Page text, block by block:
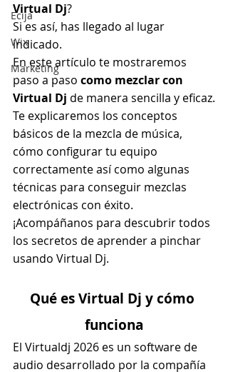
Ecija
Wix
Marketing
Virtual Dj?
Si es así, has llegado al lugar
indicado.
En este artículo te mostraremos
paso a paso como mezclar con
Virtual Dj de manera sencilla y eficaz.
Te explicaremos los conceptos
básicos de la mezcla de música,
cómo configurar tu equipo
correctamente así como algunas
técnicas para conseguir mezclas
electrónicas con éxito.
¡Acompáñanos para descubrir todos
los secretos de aprender a pinchar
usando Virtual Dj.
Qué es Virtual Dj y cómo
funciona
El Virtualdj 2026 es un software de
audio desarrollado por la compañía